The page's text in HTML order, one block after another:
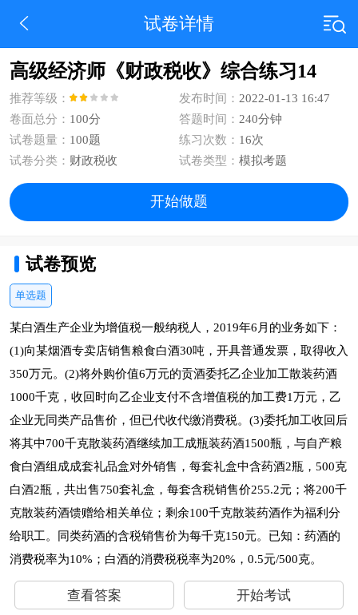
试卷详情
高级经济师《财政税收》综合练习14
推荐等级： 发布时间： 2022-01-13 16:47
卷面总分： 100分 答题时间： 240分钟
试卷题量： 100题 练习次数： 16次
试卷分类： 财政税收 试卷类型： 模拟考题
开始做题
试卷预览
单选题
某白酒生产企业为增值税一般纳税人，2019年6月的业务如下：
(1)向某烟酒专卖店销售粮食白酒30吨，开具普通发票，取得收入
350万元。(2)将外购价值6万元的贡酒委托乙企业加工散装药酒
1000千克，收回时向乙企业支付不含增值税的加工费1万元，乙
企业无同类产品售价，但已代收代缴消费税。(3)委托加工收回后
将其中700千克散装药酒继续加工成瓶装药酒1500瓶，与自产粮
食白酒组成成套礼品盒对外销售，每套礼盒中含药酒2瓶，500克
白酒2瓶，共出售750套礼盒，每套含税销售价255.2元；将200千
克散装药酒馈赠给相关单位；剩余100千克散装药酒作为福利分
给职工。同类药酒的含税销售价为每千克150元。已知：药酒的
消费税率为10%；白酒的消费税税率为20%，0.5元/500克。
查看答案 开始考试